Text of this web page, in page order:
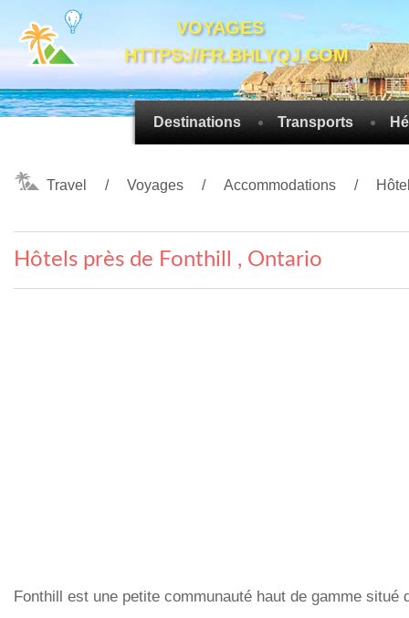
VOYAGES
HTTPS://FR.BHLYQJ.COM
Destinations Transports
Travel Voyages Accommodations
Hôtels près de Fonthill , Ontario
Fonthill est une petite communauté haut de gamme situé